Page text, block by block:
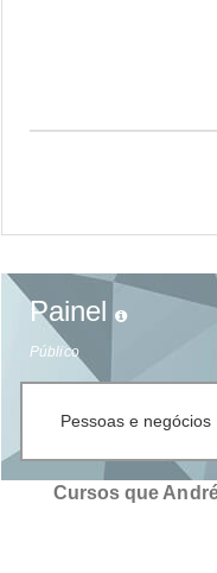
Painel
Público
Pessoas e negócios
Cursos que